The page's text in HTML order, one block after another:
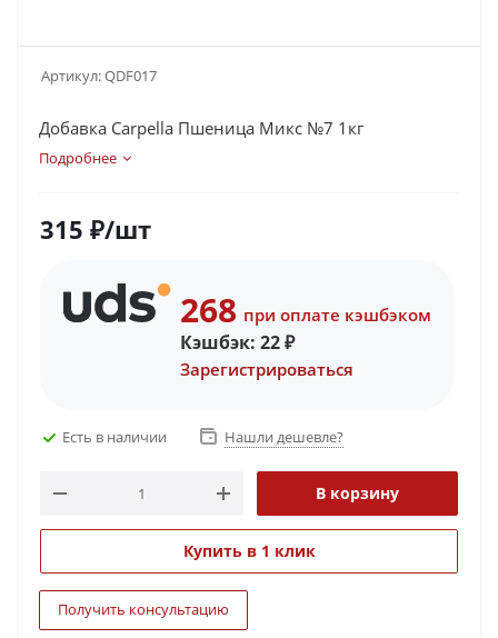
Артикул:QDF017
Добавка Carpella Пшеница Микс №7 1кг
Подробнее
315 ₽/шт
268 при оплате кэшбэком
Кэшбэк: 22₽
Зарегистрироваться
Есть в наличии Нашли дешевле?
В корзину
Купить в 1 клик
Получить консультацию